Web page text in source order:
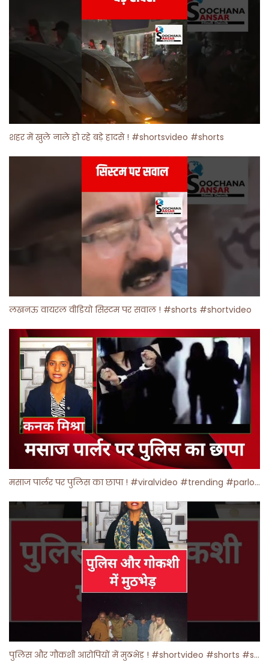
शहर में खुले नाले हो रहे बड़े हादसे ! #shortsvideo #shorts
लखनऊ वायरल वीडियो सिस्टम पर सवाल ! #shorts #shortvideo
मसाज पार्लर पर पुलिस का छापा ! #viralvideo #trending #parlour
पुलिस और गौकशी आरोपियों में मुठभेड़ ! #shortvideo #shorts #shortsfeed